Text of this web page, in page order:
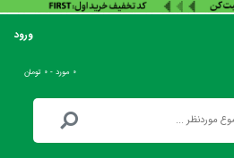
ورود
۰ مورد - ۰ تومان